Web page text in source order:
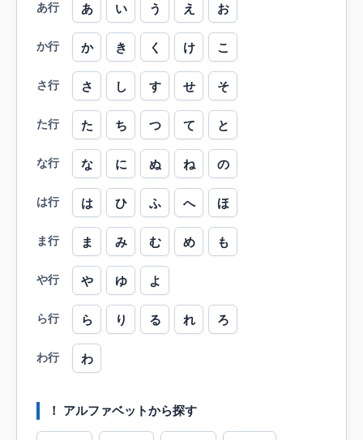
あ行 あ い う え お
か行 か き く け こ
さ行 さ し す せ そ
た行 た ち つ て と
な行 な に ぬ ね の
は行 は ひ ふ へ ほ
ま行 ま み む め も
や行 や ゆ よ
ら行 ら り る れ ろ
わ行 わ
！ アルファベットから探す